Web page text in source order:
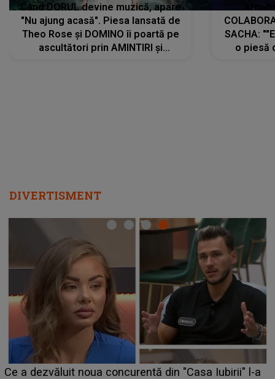
Când DORUL devine muzică, apare
"Nu ajung acasă". Piesa lansată de
Theo Rose și DOMINO îi poartă pe
ascultători prin AMINTIRI și
SACHA:
o piesă
DIVERTISMENT
HOROSCOP de weekend, 8-9 august 2026. Zodia